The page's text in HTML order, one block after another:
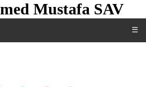
Mustafa SAV
☰